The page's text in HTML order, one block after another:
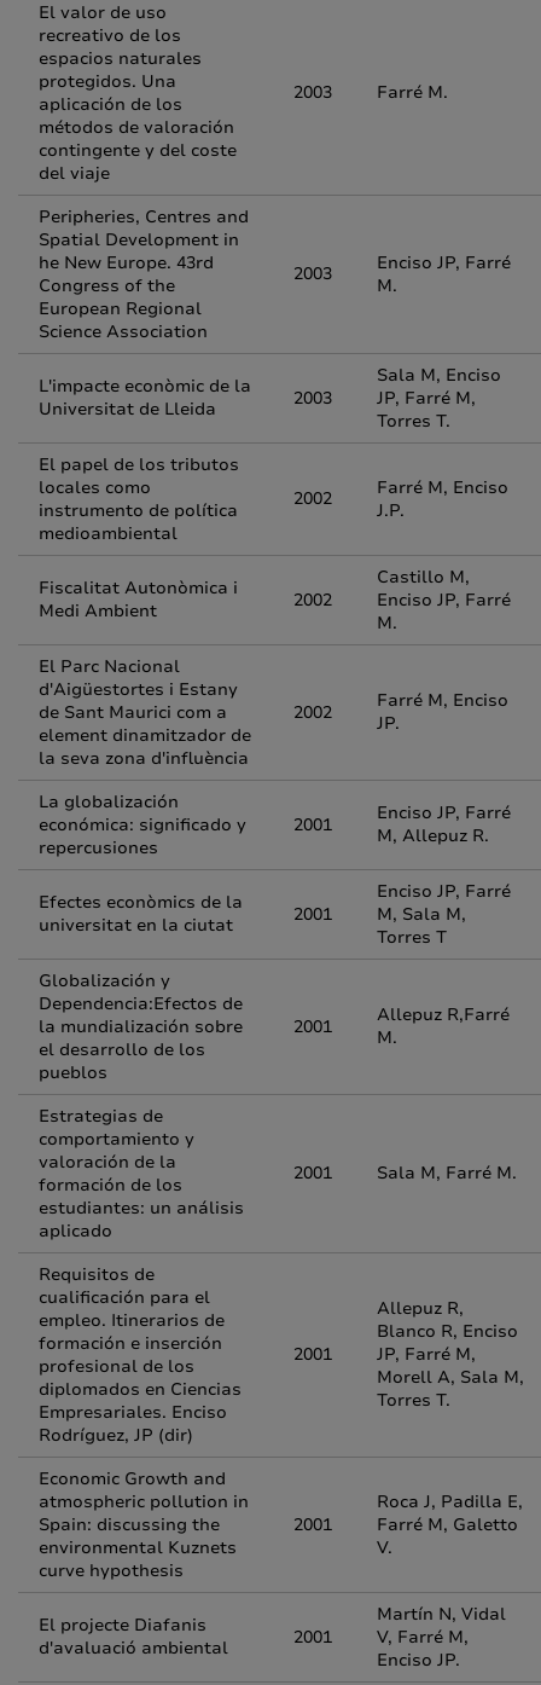
El valor de uso
recreativo de los
espacios naturales
protegidos. Una
aplicación de los
métodos de valoración
contingente y del coste
del viaje
2003 Farré M.
Peripheries, Centres and
Spatial Development in
he New Europe. 43rd
Congress of the
European Regional
Science Association
2003
Enciso JP, Farré
M.
L'impacte econòmic de la
Universitat de Lleida
2003
Sala M, Enciso
JP, Farré M,
Torres T.
El papel de los tributos
locales como
instrumento de política
medioambiental
2002
Farré M, Enciso
J.P.
Fiscalitat Autonòmica i
Medi Ambient
2002
Castillo M,
Enciso JP, Farré
M.
El Parc Nacional
d'Aigüestortes i Estany
de Sant Maurici com a
element dinamitzador de
la seva zona d'influència
2002
Farré M, Enciso
JP.
La globalización
económica: significado y
repercusiones
2001
Enciso JP, Farré
M, Allepuz R.
Efectes econòmics de la
universitat en la ciutat
2001
Enciso JP, Farré
M, Sala M,
Torres T
Globalización y
Dependencia:Efectos de
la mundialización sobre
el desarrollo de los
pueblos
2001
Allepuz R,Farré
M.
Estrategias de
comportamiento y
valoración de la
formación de los
estudiantes: un análisis
aplicado
2001 Sala M, Farré M.
Requisitos de
cualificación para el
empleo. Itinerarios de
formación e inserción
profesional de los
diplomados en Ciencias
Empresariales. Enciso
Rodríguez, JP (dir)
2001
Allepuz R,
Blanco R, Enciso
JP, Farré M,
Morell A, Sala M,
Torres T.
Economic Growth and
atmospheric pollution in
Spain: discussing the
environmental Kuznets
curve hypothesis
2001
Roca J, Padilla E,
Farré M, Galetto
V.
El projecte Diafanis
d'avaluació ambiental
2001
Martín N, Vidal
V, Farré M,
Enciso JP.